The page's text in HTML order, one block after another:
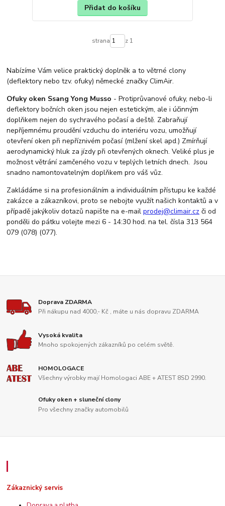
Přidat do košíku
strana z 1
Nabízíme Vám velice praktický doplněk a to větrné clony
(deflektory nebo tzv. ofuky) německé značky ClimAir.
Ofuky oken Ssang Yong Musso - Protiprůvanové ofuky, nebo-li
deflektory bočních oken jsou nejen estetickým, ale i účinným
doplňkem nejen do sychravého počasí a deště. Zabraňují
nepříjemnému proudění vzduchu do interiéru vozu, umožňují
otevření oken při nepříznivém počasí (mlžení skel apd.) Zmírňují
aerodynamický hluk za jízdy při otevřených oknech. Veliké plus je
možnost větrání zamčeného vozu v teplých letních dnech. Jsou
snadno namontovatelným doplňkem pro váš vůz.
Zakládáme si na profesionálním a individuálním přístupu ke každé
zakázce a zákazníkovi, proto se nebojte využít našich kontaktů a v
případě jakýkoliv dotazů napište na e-mailprodej@climair.cz či od
ponděli do pátku volejte mezi 6 - 14:30 hod. na tel. čísla 313 564
079 (078) (077).
Doprava ZDARMA
Při nákupu nad 4000,- Kč , máte u nás dopravu ZDARMA
Vysoká kvalita
Mnoho spokojených zákazníků po celém světě.
HOMOLOGACE
Všechny výrobky mají Homologaci ABE + ATEST 8SD 2990.
Ofuky oken + sluneční clony
Pro všechny značky automobilů
Zákaznický servis